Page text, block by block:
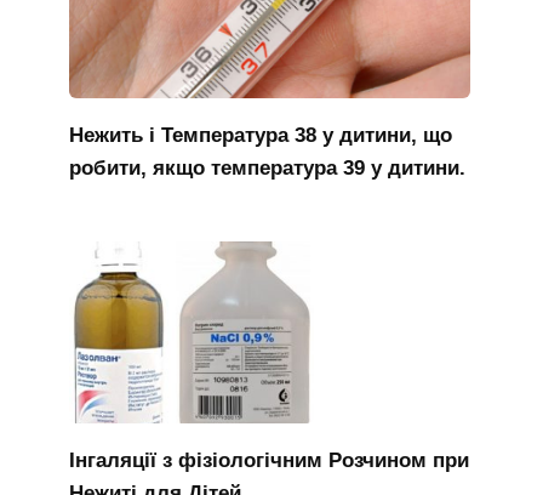
Нежить і Температура 38 у дитини, що
робити, якщо температура 39 у дитини.
Інгаляції з фізіологічним Розчином при